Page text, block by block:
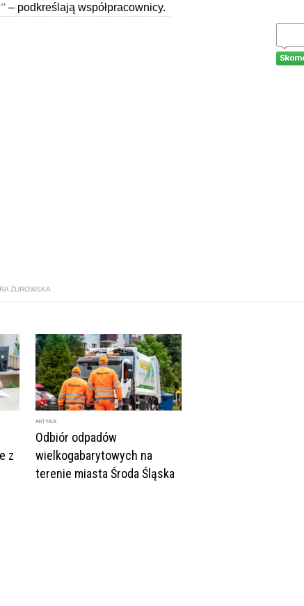
– podkreślają współpracownicy.
ŻUROWSKA
z
ARTYKUŁ
Odbiór odpadów
wielkogabarytowych na
terenie miasta Środa Śląska